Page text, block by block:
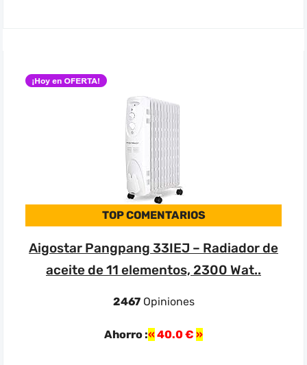
TOP COMENTARIOS
Aigostar Pangpang 33IEJ – Radiador de
aceite de 11 elementos, 2300 Wat..
2467Opiniones
Ahorro : 40.0 €